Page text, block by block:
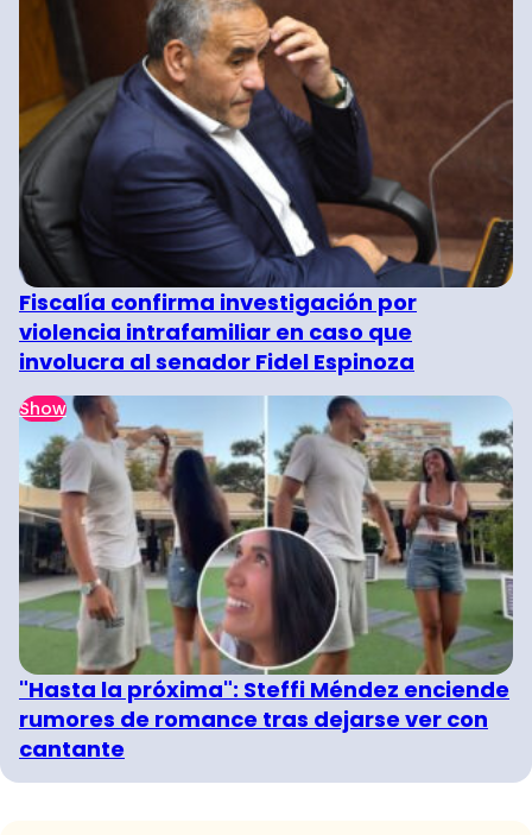
Fiscalía confirma investigación por
violencia intrafamiliar en caso que
involucra al senador Fidel Espinoza
Show
"Hasta la próxima": Steffi Méndez enciende
rumores de romance tras dejarse ver con
cantante